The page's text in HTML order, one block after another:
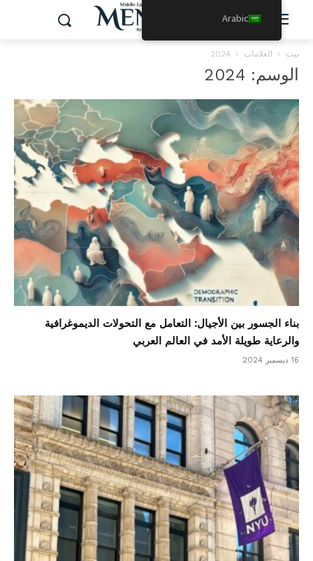
بيت العلامات 2024
الوسم: 2024
بناء الجسور بين الأجيال: التعامل مع التحولات الديموغرافية
والرعاية طويلة الأمد في العالم العربي
16 ديسمبر 2024
Arabic